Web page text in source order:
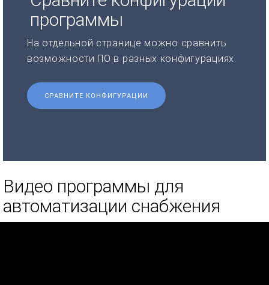
программы
На отдельной странице можно сравнить
возможности ПО в разных конфигурациях.
СРАВНИТЕ КОНФИГУРАЦИИ
Видео программы для
автоматизации снабжения